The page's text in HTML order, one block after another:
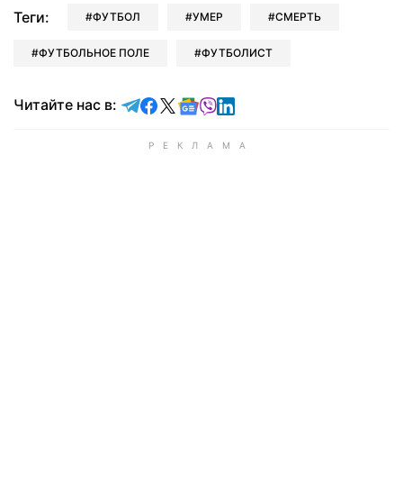
Теги: ФУТБОЛ УМЕР СМЕРТЬ
ФУТБОЛЬНОЕ ПОЛЕ ФУТБОЛИСТ
Читайте нас в: Читайте в Telegram
Читайте в Facebook
Читайте в X
Читайте в Google news
Читайте в Viber
Читайте в LinkedIn